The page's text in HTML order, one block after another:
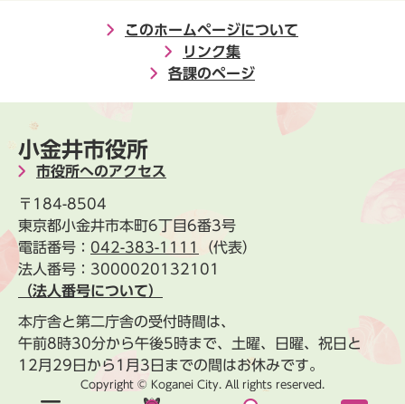
このホームページについて
リンク集
各課のページ
小金井市役所
市役所へのアクセス
〒184-8504
東京都小金井市本町6丁目6番3号
電話番号： 042-383-1111
（代表）
法人番号：3000020132101
（法人番号について）
本庁舎と第二庁舎の受付時間は、
午前8時30分から午後5時まで、土曜、日曜、祝日と
12月29日から1月3日までの間はお休みです。
Copyright © Koganei City. All rights reserved.